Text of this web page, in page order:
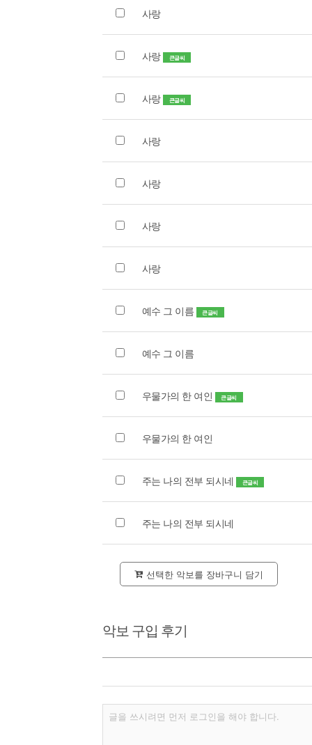
사랑
사랑 큰글씨
사랑 큰글씨
사랑
사랑
사랑
사랑
예수 그 이름 큰글씨
예수 그 이름
우물가의 한 여인 큰글씨
우물가의 한 여인
주는 나의 전부 되시네 큰글씨
주는 나의 전부 되시네
선택한 악보를 장바구니 담기
악보 구입 후기